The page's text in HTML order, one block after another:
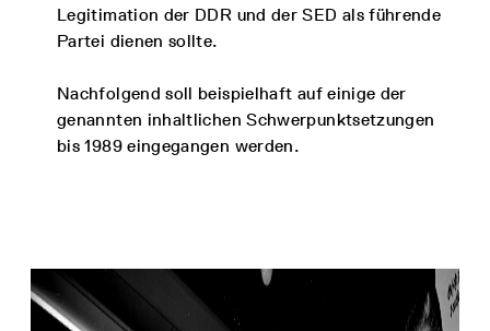
Legitimation der DDR und der SED als führende
Partei dienen sollte.
Nachfolgend soll beispielhaft auf einige der
genannten inhaltlichen Schwerpunktsetzungen
bis 1989 eingegangen werden.